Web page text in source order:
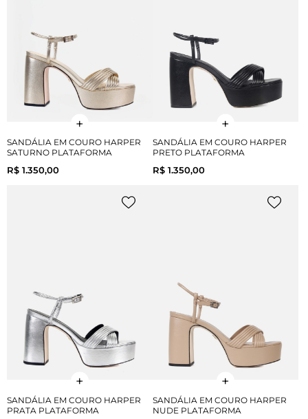
SANDÁLIA EM COURO HARPER
SATURNO PLATAFORMA
R$ 1.350,00
SANDÁLIA EM COURO HARPER
PRETO PLATAFORMA
R$ 1.350,00
SANDÁLIA EM COURO HARPER
PRATA PLATAFORMA
SANDÁLIA EM COURO HARPER
NUDE PLATAFORMA